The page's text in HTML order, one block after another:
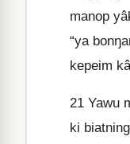
manop
“ya
kepeim
21 Yawu
ki